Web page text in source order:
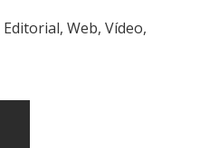
Web, Vídeo,